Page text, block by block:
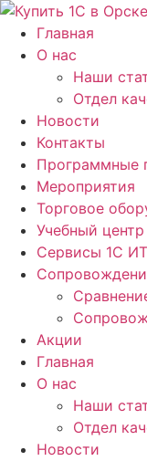
Перейти
содержимому
Главная
О нас
Наши
Отдел
Новости
Контакты
Программные
Мероприятия
Торговое
Учебный центр
Сервисы 1C
Акции
Главная
О нас
Наши
Отдел
Новости